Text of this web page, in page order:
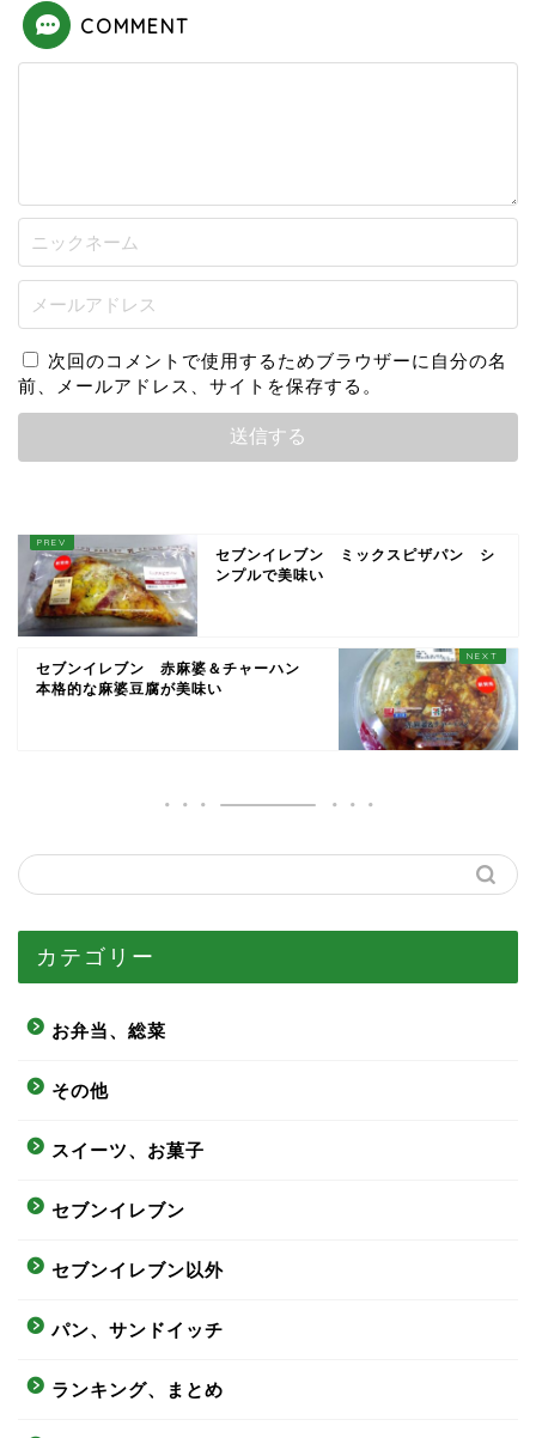
COMMENT
次回のコメントで使用するためブラウザーに自分の名
前、メールアドレス、サイトを保存する。
セブンイレブン ミックスピザパン シ
ンプルで美味い
セブンイレブン 赤麻婆＆チャーハン
本格的な麻婆豆腐が美味い
カテゴリー
お弁当、総菜
その他
スイーツ、お菓子
セブンイレブン
セブンイレブン以外
パン、サンドイッチ
ランキング、まとめ